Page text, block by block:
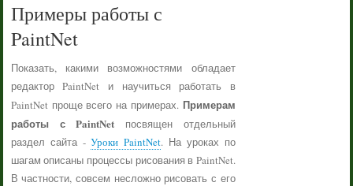
Примеры работы с
PaintNet
Показать, какими возможностями обладает
редактор PaintNet и научиться работать в
PaintNet проще всего на примерах. Примерам
работы с PaintNet посвящен отдельный
раздел сайта -Уроки PaintNet. На уроках по
шагам описаны процессы рисования в PaintNet.
В частности, совсем несложно рисовать с его